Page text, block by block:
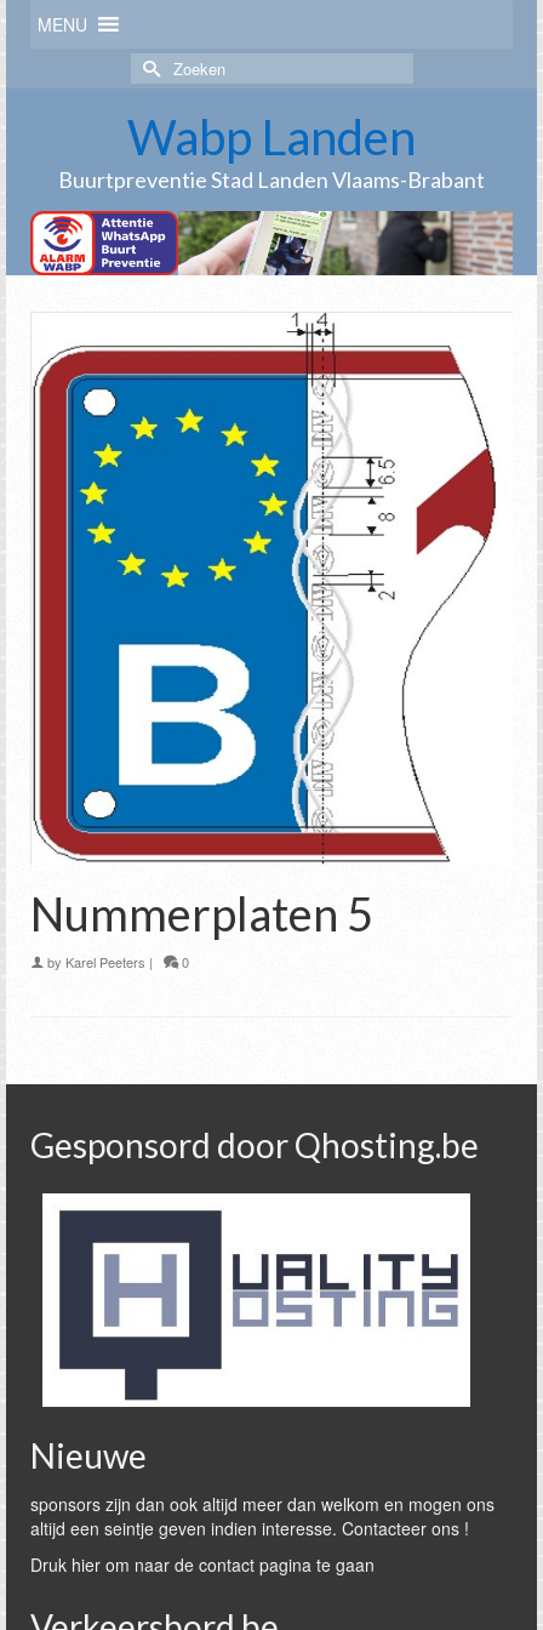
MENU
Zoek
naar:
Wabp Landen
Buurtpreventie Stad Landen Vlaams-Brabant
Nummerplaten 5
by Karel Peeters | 0
Gesponsord door Qhosting.be
Nieuwe
sponsors zijn dan ook altijd meer dan welkom en mogen ons
altijd een seintje geven indien interesse. Contacteer ons !
Druk hier om naar de contact pagina te gaan